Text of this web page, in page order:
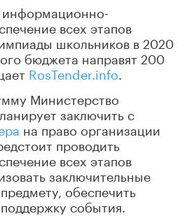
всех этапов
школьников в 2020
бюджета направят 200
RosTender.info
Министерство
заключить с
на право организации
проводить
всех этапов
заключительные
обеспечить
события.